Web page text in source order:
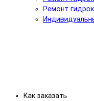
Ремонт
Как заказать